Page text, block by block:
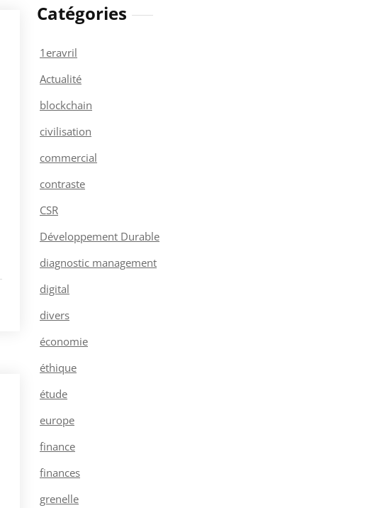
Catégories
1eravril
Actualité
blockchain
civilisation
commercial
contraste
CSR
Développement Durable
diagnostic management
digital
divers
économie
éthique
étude
europe
finance
finances
grenelle